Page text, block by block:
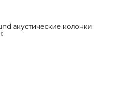
акустические колонки